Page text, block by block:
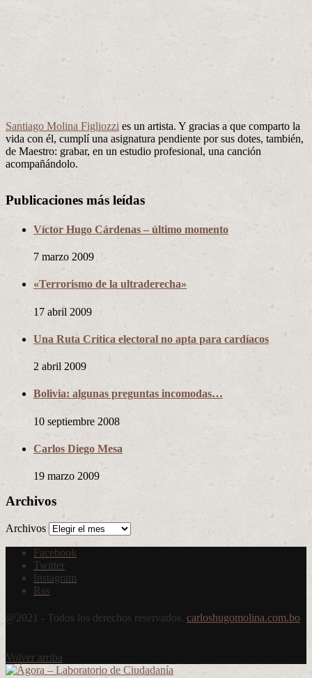
Santiago Molina Figliozzi es un artista. Y gracias a que comparto la
vida con él, cumplí una asignatura pendiente por sus dotes, también,
de Maestro: grabar, en un estudio profesional, una canción
acompañándolo.
Publicaciones más leídas
Víctor Hugo Cárdenas – último momento
7 marzo 2009
«Terrorismo de la ultraderecha»
17 abril 2009
Una Ruta Crítica electoral no apta para cardíacos
2 abril 2009
Bolivia: algunas preguntas incomodas…
10 septiembre 2008
Carlos Diego Mesa
19 marzo 2009
Archivos
Archivos
Facebook
Twitter
Instagram
Rss
@2021 - Todos los derechos reservados. carloshugomolina.com.bo
Volver arriba